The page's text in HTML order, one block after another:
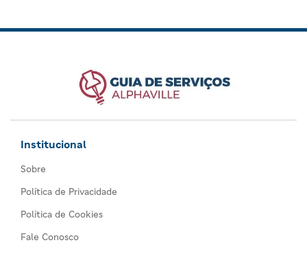
Institucional
Sobre
Política de Privacidade
Política de Cookies
Fale Conosco